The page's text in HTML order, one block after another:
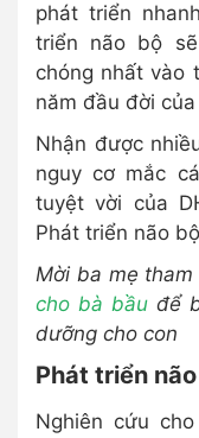
phát triển
triển não bộ
chóng nhất vào
năm đầu đời
Nhận được
nguy cơ mắc
tuyệt vời của
Phát triển não
Mời ba mẹ tham
cho bà bầu để
dưỡng cho con
Phát triển
Nghiên cứu